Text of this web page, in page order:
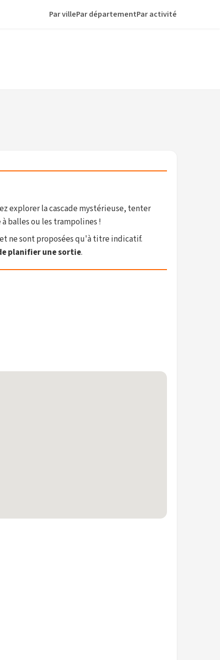
Par villePar départementPar activité
explorer la cascade mystérieuse, tenter
balles ou les trampolines !
ne sont proposées qu'à titre indicatif.
planifier une sortie.